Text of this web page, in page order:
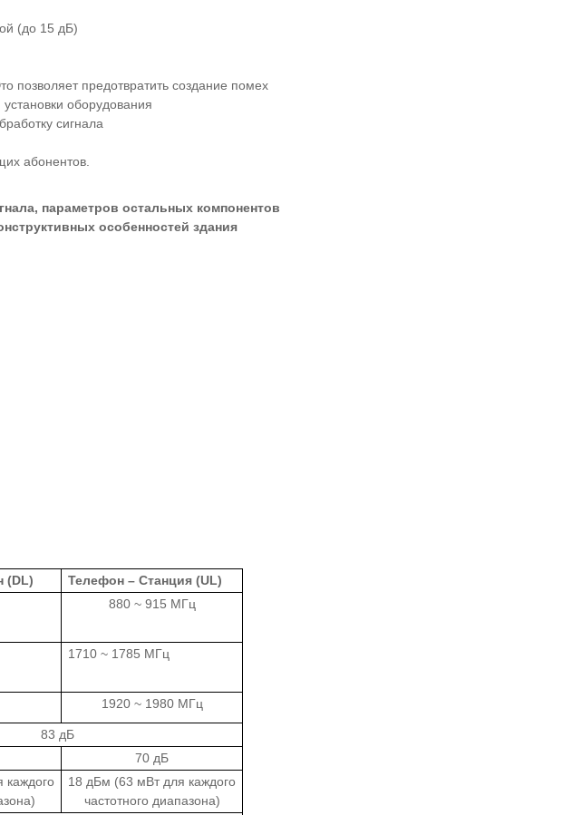
(до 15 дБ)
позволяет предотвратить создание помех
оборудования
сигнала
абонентов.
параметров остальных компонентов
особенностей здания
(DL)
Телефон – Станция (UL)
880 ~ 915 МГц
1710 ~ 1785 МГц
1920 ~ 1980 МГц
83 дБ
70 дБ
каждого
18 дБм (63 мВт для каждого
частотного диапазона)